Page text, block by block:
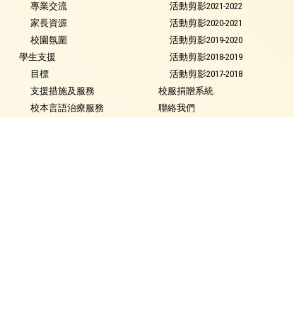
專業交流
家長資源
校園氛圍
學生支援
目標
支援措施及服務
校本言語治療服務
活動剪影2021-2022
活動剪影2020-2021
活動剪影2019-2020
活動剪影2018-2019
活動剪影2017-2018
校服捐贈系統
聯絡我們